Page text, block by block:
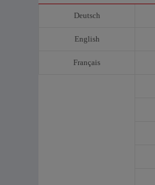
Deutsch
English
Français